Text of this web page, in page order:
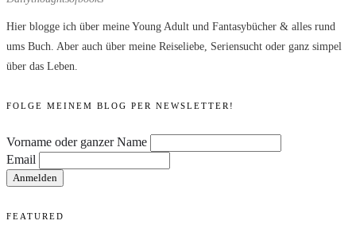
Hier blogge ich über meine Young Adult und Fantasybücher & alles rund
ums Buch. Aber auch über meine Reiseliebe, Seriensucht oder ganz simpel
über das Leben.
FOLGE MEINEM BLOG PER NEWSLETTER!
Vorname oder ganzer Name
Email
FEATURED